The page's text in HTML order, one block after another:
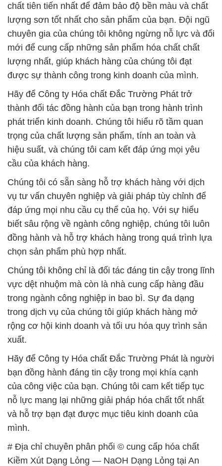
chất tiên tiến nhất để đảm bảo độ bền màu và chất
lượng sơn tốt nhất cho sản phẩm của bạn. Đội ngũ
chuyên gia của chúng tôi không ngừng nỗ lực và đổi
mới để cung cấp những sản phẩm hóa chất chất
lượng nhất, giúp khách hàng của chúng tôi đạt
được sự thành công trong kinh doanh của mình.
Hãy để Công ty Hóa chất Đắc Trường Phát trở
thành đối tác đồng hành của bạn trong hành trình
phát triển kinh doanh. Chúng tôi hiểu rõ tầm quan
trọng của chất lượng sản phẩm, tính an toàn và
hiệu suất, và chúng tôi cam kết đáp ứng mọi yêu
cầu của khách hàng.
Chúng tôi có sẵn sàng hỗ trợ khách hàng với dịch
vụ tư vấn chuyên nghiệp và giải pháp tùy chỉnh để
đáp ứng mọi nhu cầu cụ thể của họ. Với sự hiểu
biết sâu rộng về ngành công nghiệp, chúng tôi luôn
đồng hành và hỗ trợ khách hàng trong quá trình lựa
chọn sản phẩm phù hợp nhất.
Chúng tôi không chỉ là đối tác đáng tin cậy trong lĩnh
vực dệt nhuộm mà còn là nhà cung cấp hàng đầu
trong ngành công nghiệp in bao bì. Sự đa dạng
trong dịch vụ của chúng tôi giúp khách hàng mở
rộng cơ hội kinh doanh và tối ưu hóa quy trình sản
xuất.
Hãy để Công ty Hóa chất Đắc Trường Phát là người
bạn đồng hành đáng tin cậy trong mọi khía cạnh
của công việc của bạn. Chúng tôi cam kết tiếp tục
nỗ lực mang lại những giải pháp hóa chất tốt nhất
và hỗ trợ bạn đạt được mục tiêu kinh doanh của
mình.
# Địa chỉ chuyên phân phối © cung cấp hóa chất
Kiềm Xút Dạng Lỏng — NaOH Dạng Lỏng tại An